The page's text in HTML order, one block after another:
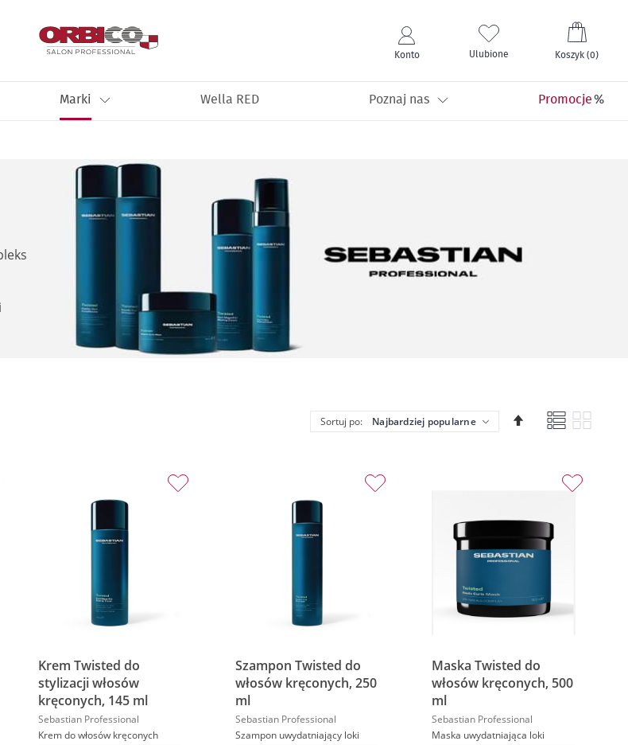
Konto Ulubione Koszyk (0)
Marki Wella RED Poznaj nas Promocje
Lista
Sortuj po:
Ustaw
kierunek
Krem Twisted do
stylizacji włosów
kręconych, 145 ml
Sebastian Professional
Krem do włosów kręconych
Szampon Twisted do
włosów kręconych, 250
ml
Sebastian Professional
Szampon uwydatniający loki
Maska Twisted do
włosów kręconych, 500
ml
Sebastian Professional
Maska uwydatniająca loki